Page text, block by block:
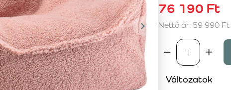
76 190 Ft
Nettó ár: 59 990 Ft
Változatok